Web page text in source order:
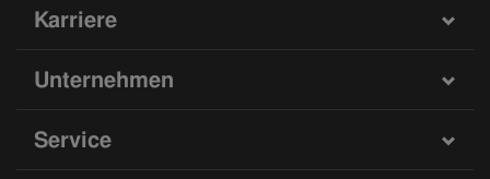
Karriere
Unternehmen
Service